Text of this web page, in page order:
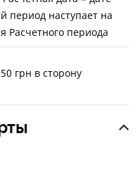
период наступает на
Расчетного периода
грн в сторону